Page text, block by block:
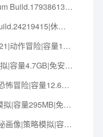
幻想鱼箱/Fantasy Aquarium Build.17938613|休闲益智|容量1.1GB|免安装绿色中文版|支持键盘.鼠标
鸟语森林/Feather Land Build.24219415|休闲益智|容量603MB|免安装绿色中文版|支持键盘.鼠标
像素猎魔人 Build.12824121|动作冒险|容量157MB|免安装绿色中文版|支持键盘.鼠标.手柄
星球工匠 v0.6.009|策略模拟|容量4.7GB|免安装绿色中文版|支持键盘.鼠标
形而上学 Build.9510399|恐怖冒险|容量12.6GB|免安装绿色中文版|支持键盘.鼠标
我来自江湖 v0.5.04|策略模拟|容量295MB|免安装绿色中文版|支持键盘.鼠标
梦江湖 Build.9855981|神秘画像|策略模拟|容量3.2GB|免安装绿色中文版|支持键盘.鼠标